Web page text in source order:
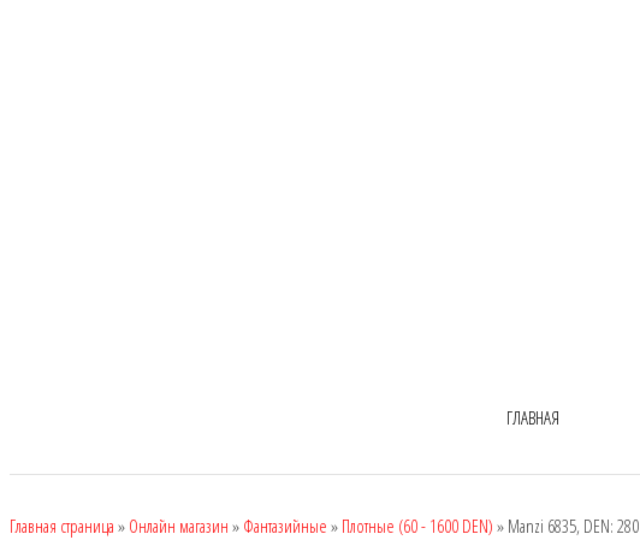
ГЛАВНАЯ
Главная страница » Онлайн магазин » Фантазийные » Плотные (60 - 1600 DEN) » Manzi 6835, DEN: 280